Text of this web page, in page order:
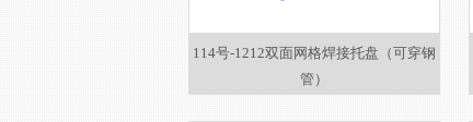
114号-1212双面网格焊接托盘（可穿钢
管）